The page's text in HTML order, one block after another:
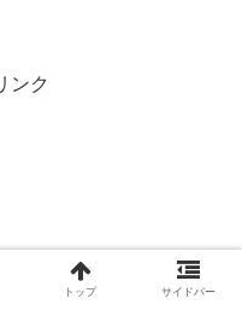
ンク
トップ サイドバー